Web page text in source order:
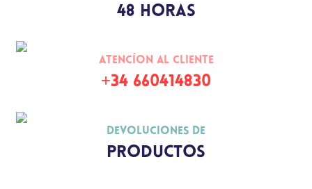
48 horas
Atencíon al cliente
+34 660414830
Devoluciones de
productos